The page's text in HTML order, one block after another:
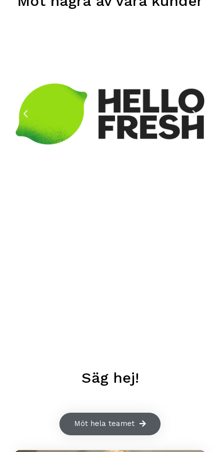
Säg hej!
Möt hela teamet